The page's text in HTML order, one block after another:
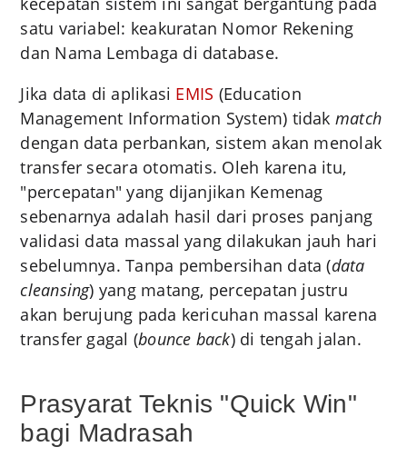
satu variabel: keakuratan Nomor Rekening
dan Nama Lembaga di database.
Jika data di aplikasi EMIS (Education
Management Information System) tidak match
dengan data perbankan, sistem akan menolak
transfer secara otomatis. Oleh karena itu,
"percepatan" yang dijanjikan Kemenag
sebenarnya adalah hasil dari proses panjang
validasi data massal yang dilakukan jauh hari
sebelumnya. Tanpa pembersihan data (data
cleansing) yang matang, percepatan justru
akan berujung pada kericuhan massal karena
transfer gagal (bounce back) di tengah jalan.
Prasyarat Teknis "Quick Win"
bagi Madrasah